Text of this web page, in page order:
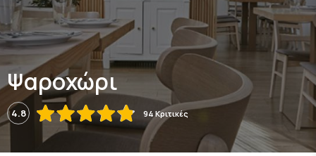
Ψαροχώρι
4.8 94 Κριτικές